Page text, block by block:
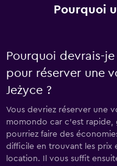
Pourquoi
Pourquoi devrais-
pour réserver une
Jeżyce ?
Vous devriez réserver une
momondo car c'est rapide,
pourriez faire des
difficile en trouvant les prix
location. Il vous suffit